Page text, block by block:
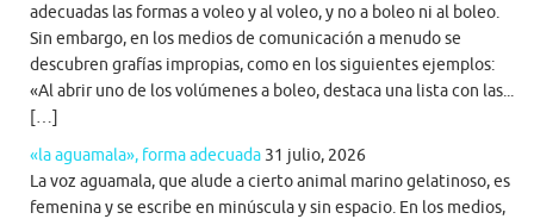
adecuadas las formas a voleo y al voleo, y no a boleo ni al boleo.
Sin embargo, en los medios de comunicación a menudo se
descubren grafías impropias, como en los siguientes ejemplos:
«Al abrir uno de los volúmenes a boleo, destaca una lista con las...
[…]
«la aguamala», forma adecuada 31 julio, 2026
La voz aguamala, que alude a cierto animal marino gelatinoso, es
femenina y se escribe en minúscula y sin espacio. En los medios,